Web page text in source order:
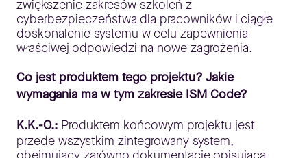
zwiększenie zakresów szkoleń z
cyberbezpieczeństwa dla pracowników i ciągłe
doskonalenie systemu w celu zapewnienia
właściwej odpowiedzi na nowe zagrożenia.
Co jest produktem tego projektu? Jakie
wymagania ma w tym zakresie ISM Code?
K.K.-O.: Produktem końcowym projektu jest
przede wszystkim zintegrowany system,